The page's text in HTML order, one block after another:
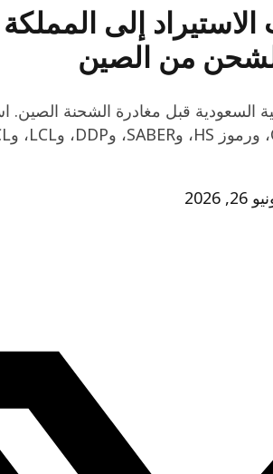
إلى المملكة
من الصين
السعودية قبل مغادرة الشحنة الصين.